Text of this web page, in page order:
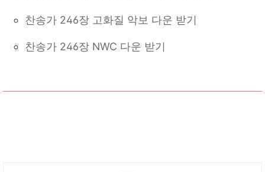
찬송가 246장 고화질 악보 다운 받기
찬송가 246장 NWC 다운 받기